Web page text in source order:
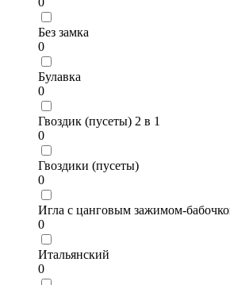
Без замка
0
Булавка
0
Гвоздик (пусеты) 2 в 1
0
Гвоздики (пусеты)
0
Игла с цанговым зажимом-
0
Итальянский
0